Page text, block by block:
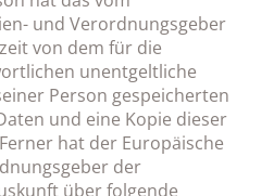
und Verordnungsgeber
von dem für die
unentgeltliche
Person gespeicherten
und eine Kopie dieser
hat der Europäische
der
über folgende